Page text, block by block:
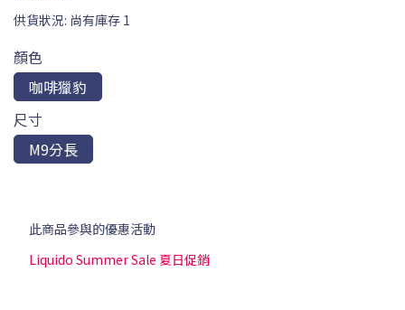
供貨狀況: 尚有庫存 1
顏色
咖啡獵豹
尺寸
M9分長
此商品參與的優惠活動
Liquido Summer Sale 夏日促銷